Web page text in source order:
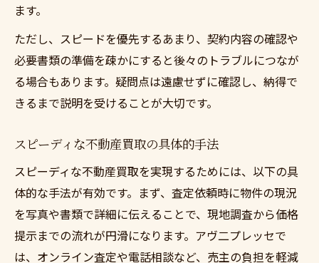
ます。
ただし、スピードを優先するあまり、契約内容の確認や
必要書類の準備を疎かにすると後々のトラブルにつなが
る場合もあります。疑問点は遠慮せずに確認し、納得で
きるまで説明を受けることが大切です。
スピーディな不動産買取の具体的手法
スピーディな不動産買取を実現するためには、以下の具
体的な手法が有効です。まず、査定依頼時に物件の現況
を写真や書類で詳細に伝えることで、現地調査から価格
提示までの流れが円滑になります。アヴ二プレッセで
は、オンライン査定や電話相談など、売主の負担を軽減